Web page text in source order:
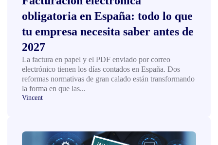
obligatoria en España: todo lo que
tu empresa necesita saber antes de
2027
La factura en papel y el PDF enviado por correo
electrónico tienen los días contados en España. Dos
reformas normativas de gran calado están transformando
la forma en que las...
Vincent